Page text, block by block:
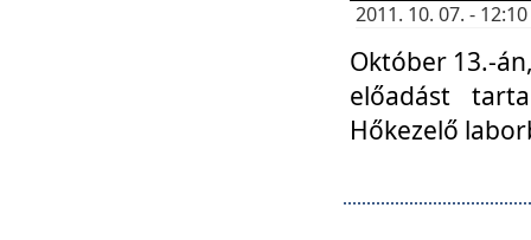
2011. 10. 07. -
Október 13.-
előadást
Hőkezelő